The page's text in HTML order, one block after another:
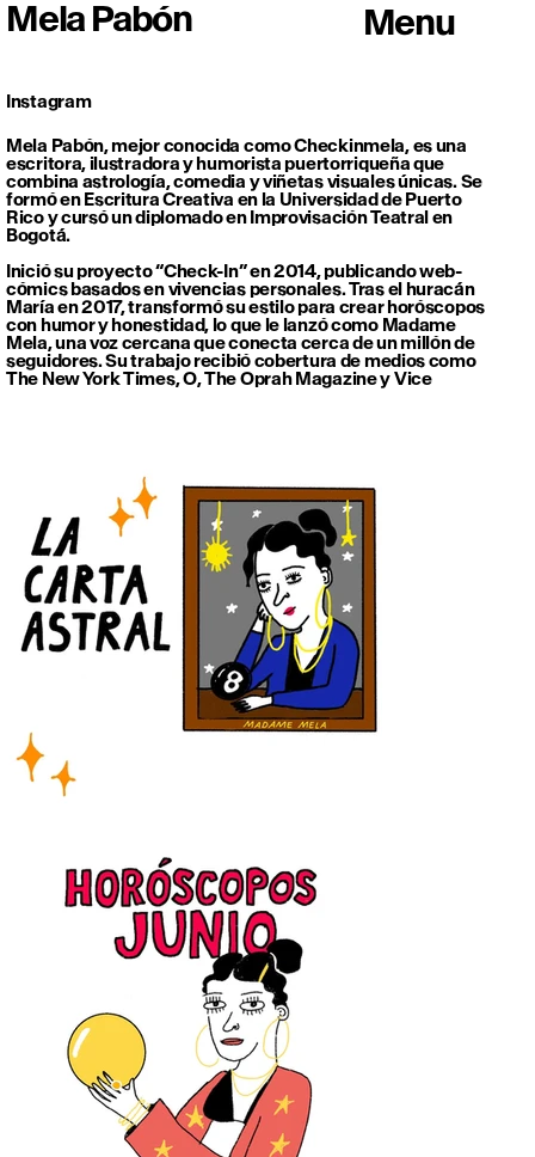
Menu
Mela Pabón, mejor conocida como Checkinmela, es una
escritora, ilustradora y humorista puertorriqueña que
combina astrología, comedia y viñetas visuales únicas. Se
formó en Escritura Creativa en la Universidad de Puerto
Rico y cursó un diplomado en Improvisación Teatral en
Bogotá.
Inició su proyecto “Check-In” en 2014, publicando web-
cómics basados en vivencias personales. Tras el huracán
María en 2017, transformó su estilo para crear horóscopos
con humor y honestidad, lo que le lanzó como Madame
Mela, una voz cercana que conecta cerca de un millón de
seguidores. Su trabajo recibió cobertura de medios como
The New York Times, O, The Oprah Magazine y Vice
Instagram
Mela Pabón